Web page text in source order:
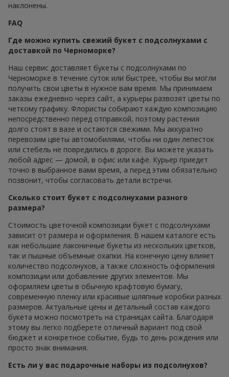
наклонены.
FAQ
Где можно купить свежий букет с подсолнухами с
доставкой по Черноморке?
Наш сервис доставляет букеты с подсолнухами по
Черноморке в течение суток или быстрее, чтобы вы могли
получить свои цветы в нужное вам время. Мы принимаем
заказы ежедневно через сайт, а курьеры развозят цветы по
четкому графику. Флористы собирают каждую композицию
непосредственно перед отправкой, поэтому растения
долго стоят в вазе и остаются свежими. Мы аккуратно
перевозим цветы автомобилями, чтобы ни один лепесток
или стебель не повредились в дороге. Вы можете указать
любой адрес — домой, в офис или кафе. Курьер приедет
точно в выбранное вами время, а перед этим обязательно
позвонит, чтобы согласовать детали встречи.
Сколько стоит букет с подсолнухами разного
размера?
Стоимость цветочной композиции букет с подсолнухами
зависит от размера и оформления. В нашем каталоге есть
как небольшие лаконичные букеты из нескольких цветков,
так и пышные объемные охапки. На конечную цену влияет
количество подсолнухов, а также сложность оформления
композиции или добавление других элементов. Мы
оформляем цветы в обычную крафтовую бумагу,
современную пленку или красивые шляпные коробки разных
размеров. Актуальные цены и детальный состав каждого
букета можно посмотреть на страницах сайта. Благодаря
этому вы легко подберете отличный вариант под свой
бюджет и конкретное событие, будь то день рождения или
просто знак внимания.
Есть ли у вас подарочные наборы из подсолнухов?